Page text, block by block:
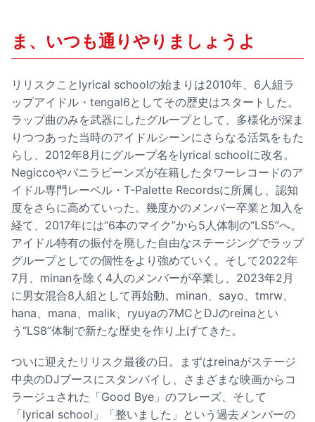
ま、いつも通りやりましょうよ
リリスクことlyrical schoolの始まりは2010年、6人組ラ
ップアイドル・tengal6としてその歴史はスタートした。
ラップ曲のみを武器にしたグループとして、多様化が深ま
りつつあった当時のアイドルシーンにさらなる活気をもた
らし、2012年8月にグループ名をlyrical schoolに改名。
Negiccoやバニラビーンズが在籍したタワーレコードのア
イドル専門レーベル・T-Palette Recordsに所属し、認知
度をさらに高めていった。幾度かのメンバー卒業と加入を
経て、2017年には“6本のマイク”から5人体制の“LS5”へ。
アイドル特有の振付を廃した自由なステージングでラップ
グループとしての個性をより強めていく。そして2022年
7月、minanを除く4人のメンバーが卒業し、2023年2月
に男女混合8人組として再始動。minan、sayo、tmrw、
hana、mana、malik、ryuyaの7MCとDJのreinaとい
う“LS8”体制で新たな歴史を作り上げてきた。
ついに迎えたリリスク最後の日。まずはreinaがステージ
中央のDJブースにスタンバイし、さまざまな映画からコ
ラージュされた「Good Bye」のフレーズ、そして
「lyrical school」「整いました」という過去メンバーの